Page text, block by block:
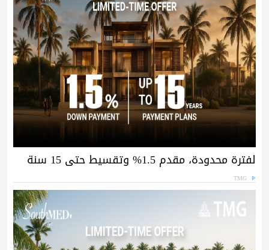
لفترة محدودة، مقدم 1.5% وتقسيط حتى 15 سنة
TMG